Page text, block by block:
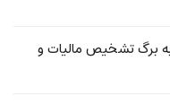
برگ تشخیص مالیات و